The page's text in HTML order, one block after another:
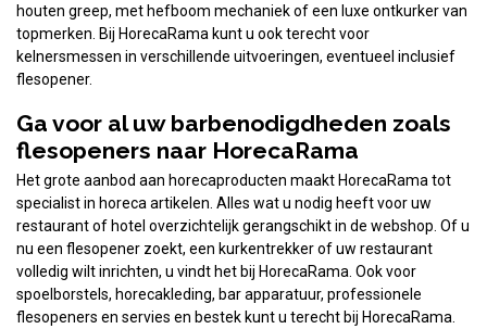
houten greep, met hefboom mechaniek of een luxe ontkurker van
topmerken. Bij HorecaRama kunt u ook terecht voor
kelnersmessen in verschillende uitvoeringen, eventueel inclusief
flesopener.
Ga voor al uw barbenodigdheden zoals
flesopeners naar HorecaRama
Het grote aanbod aan horecaproducten maakt HorecaRama tot
specialist in horeca artikelen. Alles wat u nodig heeft voor uw
restaurant of hotel overzichtelijk gerangschikt in de webshop. Of u
nu een flesopener zoekt, een kurkentrekker of uw restaurant
volledig wilt inrichten, u vindt het bij HorecaRama. Ook voor
spoelborstels, horecakleding, bar apparatuur, professionele
flesopeners en servies en bestek kunt u terecht bij HorecaRama.